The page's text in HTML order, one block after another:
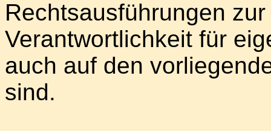
Rechtsausführungen
Verantwortlichkeit für
auch auf den
sind.